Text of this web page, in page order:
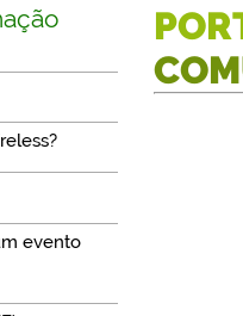
evento